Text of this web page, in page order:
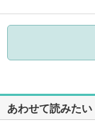
あわせて読みたい